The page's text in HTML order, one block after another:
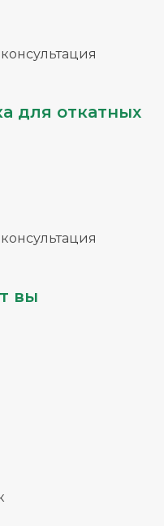
для откатных
вы